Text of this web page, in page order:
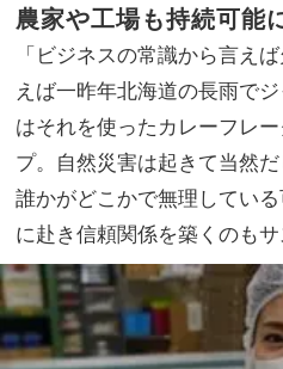
農家や工場も持続可能
「ビジネスの常識から言え
えば一昨年北海道の長雨で
はそれを使ったカレーフレ
プ。自然災害は起きて当然
誰かがどこかで無理してい
に赴き信頼関係を築くのもサ